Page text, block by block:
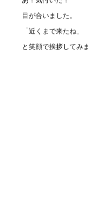
目が合いました。
「近くまで来たね」
と笑顔で挨拶してみ